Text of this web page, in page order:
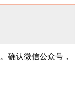
。确认微信公众号，